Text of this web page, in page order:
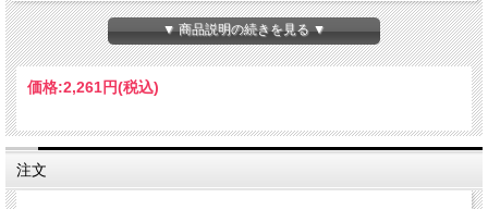
噴くような彼の情熱に満ちたトランペットは今聴いても新鮮そのもので身震いされ
覚えます。極上ステレオ・サウンドボード音源 Live At Keystone Korner, San
Francisco September 25th, 1980 Disc 1 1.Viewpoint 2.Joshua C. 3.O.P.E.C. 4.Old
Folks Disc 2 1.Sun Bath 2.Solar 3.Portrait Of A Mountain 4.Ginseng People 5.Time Is
Right Disc 3 1.We'll Be Together Again 2.Isabel 3.The Liberator(+) 4.To Kill a Brick(+)
ウッディ・ショウ(tpt) マルグリュー・ミラー(p) ステイーブ・トゥーレ(trom) スタ
▼ 商品説明の続きを見る ▼
価格:2,261円(税込)
注文